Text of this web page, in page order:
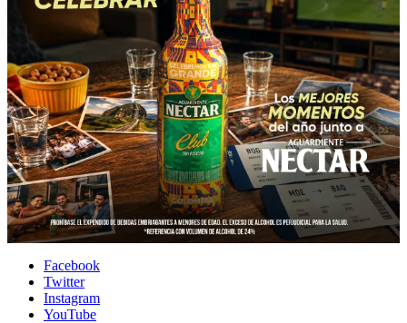
Facebook
Twitter
Instagram
YouTube